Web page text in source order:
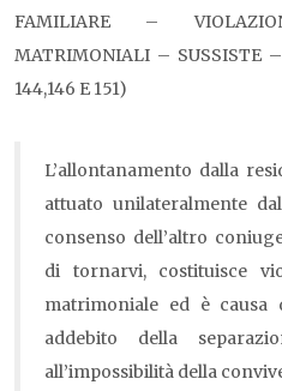
FAMILIARE –
MATRIMONIALI – SUSSISTE
144,146 E 151)
L’allontanamento dalla
attuato unilateralmente
consenso dell’altro
di tornarvi, costituisce
matrimoniale ed è
addebito della
all’impossibilità della